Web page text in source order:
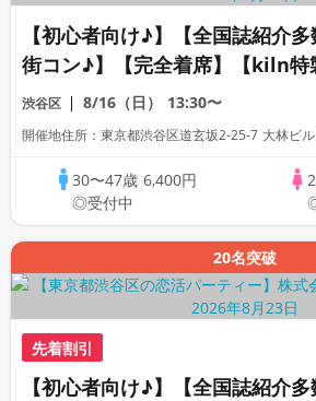
【初心者向け♪】【全国誌紹介
街コン♪】【完全着席】【kiln特
ス・飲み放題】【全員プレゼン
りクラフトビール】【上場企業運
り】
渋谷区 8/16（日） 13:30〜
開催地住所：東京都渋谷区
30〜47歳 6,400円
◎受付中
20名突破
先着割引
【初心者向け♪】【全国誌紹介